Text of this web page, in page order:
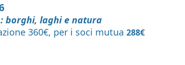
borghi, laghi e natura
360€, per i soci mutua 288€